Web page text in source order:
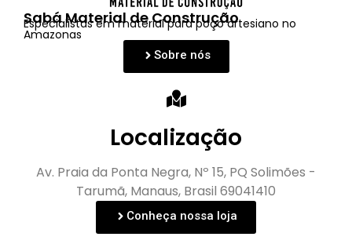
Sabá Material de Construção
Especialistas em material para poço artesiano no
Amazonas
Sobre nós
Localização
Av. Praia da Ponta Negra, Nº 15, PQ Solimões -
Tarumã, Manaus, Brasil 69041410
Conheça nossa loja